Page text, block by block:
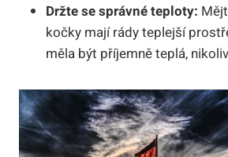
Držte se správné teploty:
kočky mají rády teplejší
měla být příjemně teplá,